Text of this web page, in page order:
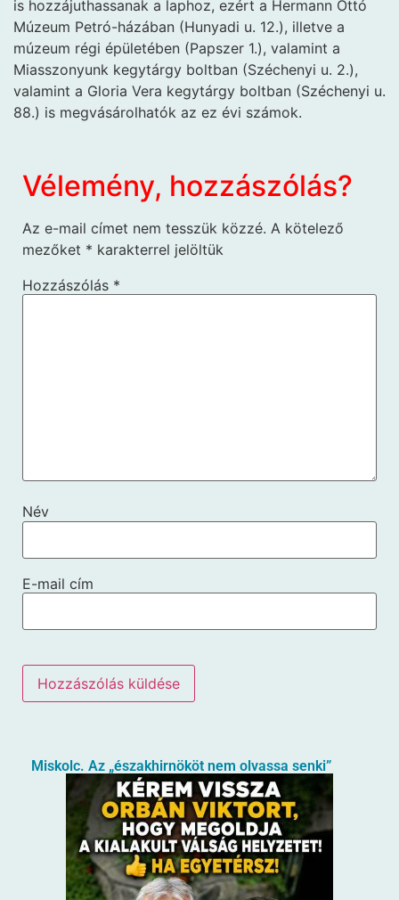
is hozzájuthassanak a laphoz, ezért a Hermann Ottó
Múzeum Petró-házában (Hunyadi u. 12.), illetve a
múzeum régi épületében (Papszer 1.), valamint a
Miasszonyunk kegytárgy boltban (Széchenyi u. 2.),
valamint a Gloria Vera kegytárgy boltban (Széchenyi u.
88.) is megvásárolhatók az ez évi számok.
Vélemény, hozzászólás?
Az e-mail címet nem tesszük közzé. A kötelező
mezőket * karakterrel jelöltük
Hozzászólás *
Név
E-mail cím
Miskolc. Az „északhirnököt nem olvassa senki”